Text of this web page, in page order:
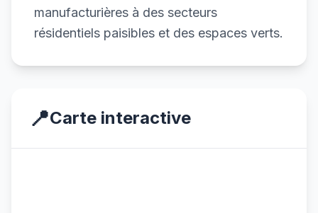
manufacturières à des secteurs
résidentiels paisibles et des espaces verts.
📍Carte interactive